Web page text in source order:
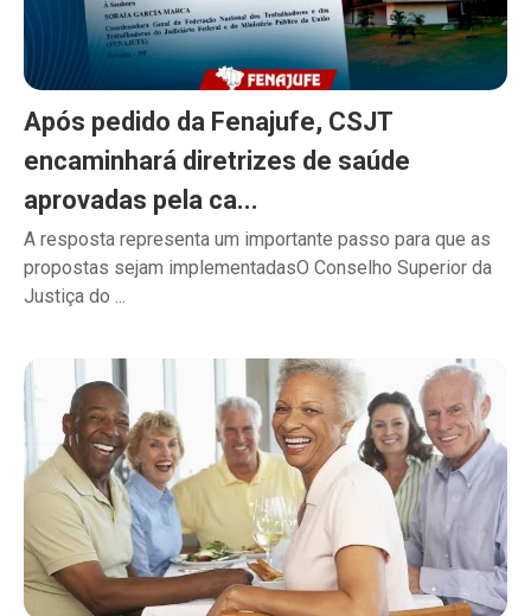
Após pedido da Fenajufe, CSJT
encaminhará diretrizes de saúde
aprovadas pela ca...
A resposta representa um importante passo para que as
propostas sejam implementadasO Conselho Superior da
Justiça do ...